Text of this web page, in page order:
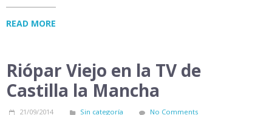
READ MORE
Riópar Viejo en la TV de
Castilla la Mancha
21/09/2014 Sin categoría No Comments